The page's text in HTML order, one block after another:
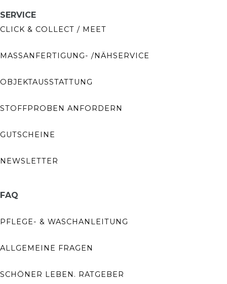
SERVICE
CLICK & COLLECT / MEET
MASSANFERTIGUNG- /NÄHSERVICE
OBJEKTAUSSTATTUNG
STOFFPROBEN ANFORDERN
GUTSCHEINE
NEWSLETTER
FAQ
PFLEGE- & WASCHANLEITUNG
ALLGEMEINE FRAGEN
SCHÖNER LEBEN. RATGEBER